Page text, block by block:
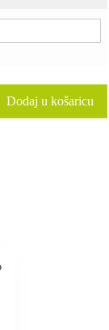
Dodaj u košaricu